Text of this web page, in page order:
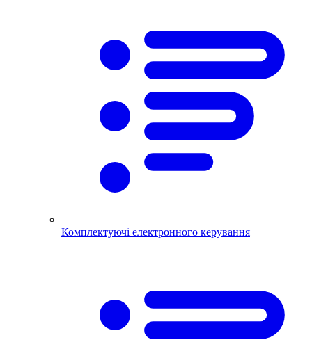
Комплектуючі електронного керування